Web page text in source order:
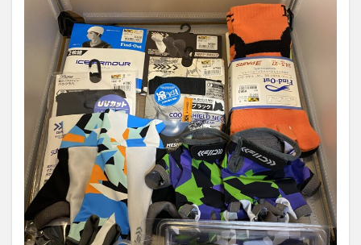
ナー
ウェ
アで
も十
分な
機能
性が
ある
1.1.1
スポー
ツ、ア
ウトド
アウェ
ア専門
店ワー
クマン